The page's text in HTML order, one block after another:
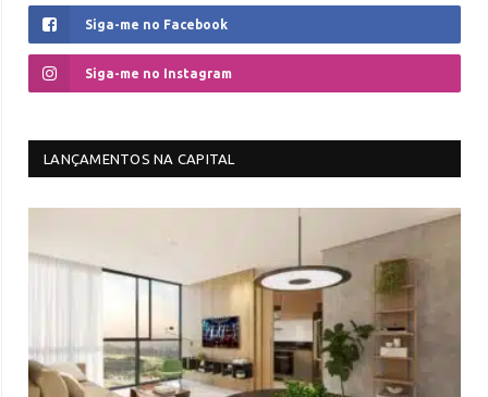
Siga-me no Facebook
Siga-me no Instagram
LANÇAMENTOS NA CAPITAL